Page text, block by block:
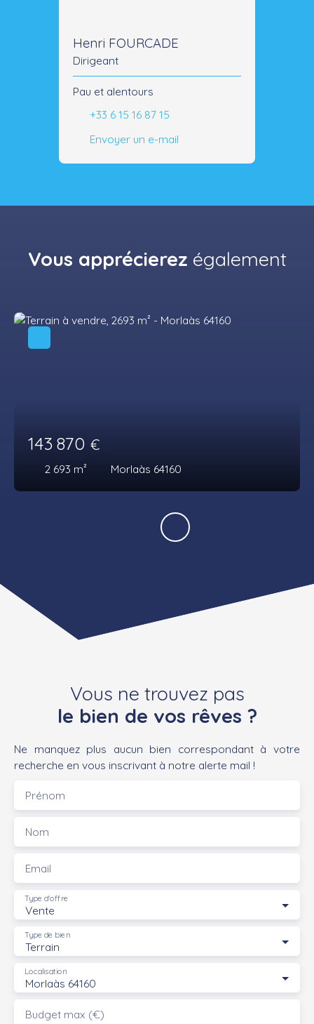
Henri FOURCADE
Dirigeant
Pau et alentours
+33 6 15 16 87 15
Envoyer un e-mail
Vous apprécierez également
143 870 €
2 693 m² Morlaàs 64160
Vous ne trouvez pas
le bien de vos rêves ?
Ne manquez plus aucun bien correspondant à votre
recherche en vous inscrivant à notre alerte mail !
Prénom
Nom
Email
Vente
Type d'offre
Terrain
Type de bien
Morlaàs 64160
Localisation
Budget max (€)